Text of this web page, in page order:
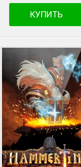
КУПИТЬ